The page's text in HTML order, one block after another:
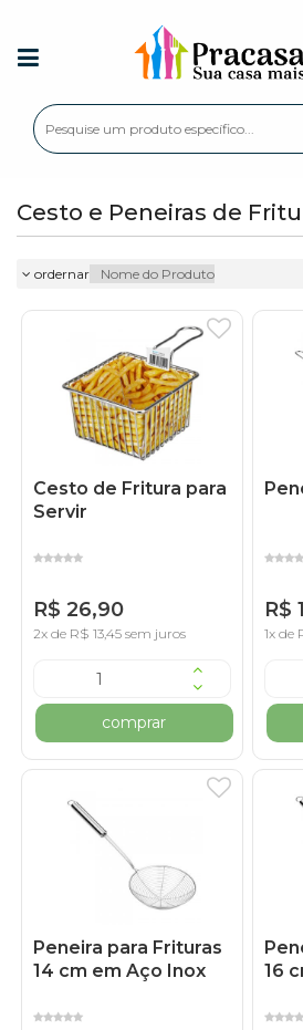
Cesto e Peneiras de
ordernar
Cesto de Fritura para
Servir
R$ 26,90
2x de R$ 13,45 sem juros
comprar
R$
1x de
Peneira para Frituras
14 cm em Aço Inox
16